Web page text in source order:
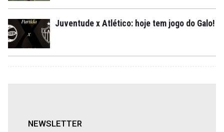
Juventude x Atlético: hoje tem jogo do Galo!
NEWSLETTER